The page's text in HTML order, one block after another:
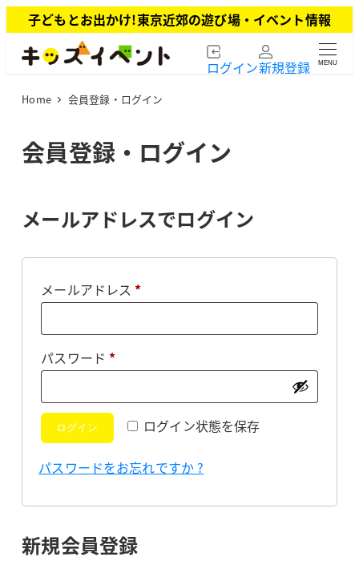
イ
子どもとお出かけ!東京近郊の遊び場・イベント情報
ログイン新規登録 MENU
Home 会員登録・ログイン
会員登録・ログイン
メールアドレスでログイン
メールアドレス *必
パスワード *必
ログイン状態を保存
ログイン
パスワードをお忘れですか ?
新規会員登録